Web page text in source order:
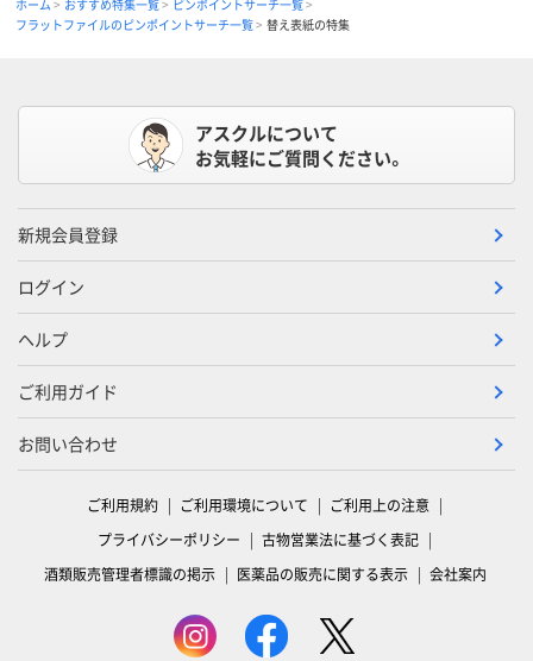
ホーム おすすめ特集一覧
ピンポイントサーチ一覧
フラットファイルのピンポイントサーチ一覧
替え表紙の特集
アスクルについて
お気軽にご質問ください。
新規会員登録
ログイン
ヘルプ
ご利用ガイド
お問い合わせ
ご利用規約 ご利用環境について
ご利用上の注意
プライバシーポリシー
古物営業法に基づく表記
酒類販売管理者標識の掲示
医薬品の販売に関する表示 会社案内